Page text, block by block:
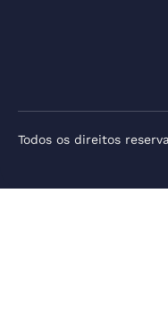
Todos os direitos